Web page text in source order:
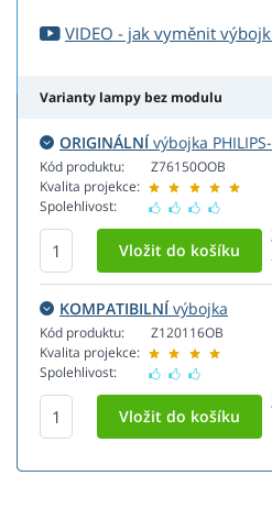
VIDEO - jak vyměnit
Varianty lampy bez modulu
ORIGINÁLNÍvýbojka
Kód produktu:
Kvalita projekce:
Spolehlivost:
Z76150OOB
KOMPATIBILNÍvýbojka
Kód produktu:
Kvalita projekce:
Spolehlivost:
Z120116OB